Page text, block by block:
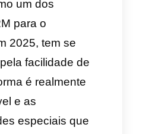
opção para o
CRM é a Callbell,
múltiplas
através do
como as que